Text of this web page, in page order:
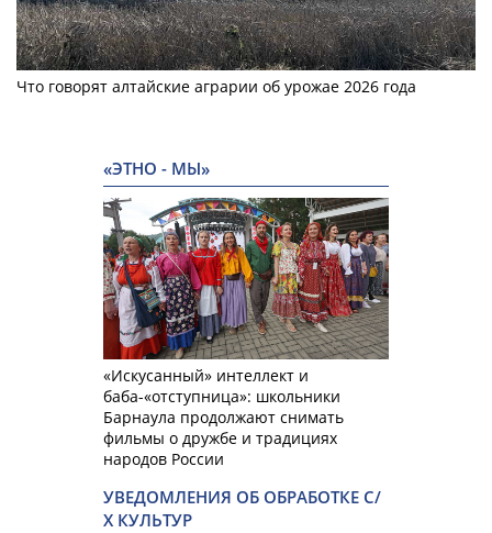
Что говорят алтайские аграрии об урожае 2026 года
«ЭТНО - МЫ»
«Искусанный» интеллект и
баба-«отступница»: школьники
Барнаула продолжают снимать
фильмы о дружбе и традициях
народов России
УВЕДОМЛЕНИЯ ОБ ОБРАБОТКЕ С/
Х КУЛЬТУР